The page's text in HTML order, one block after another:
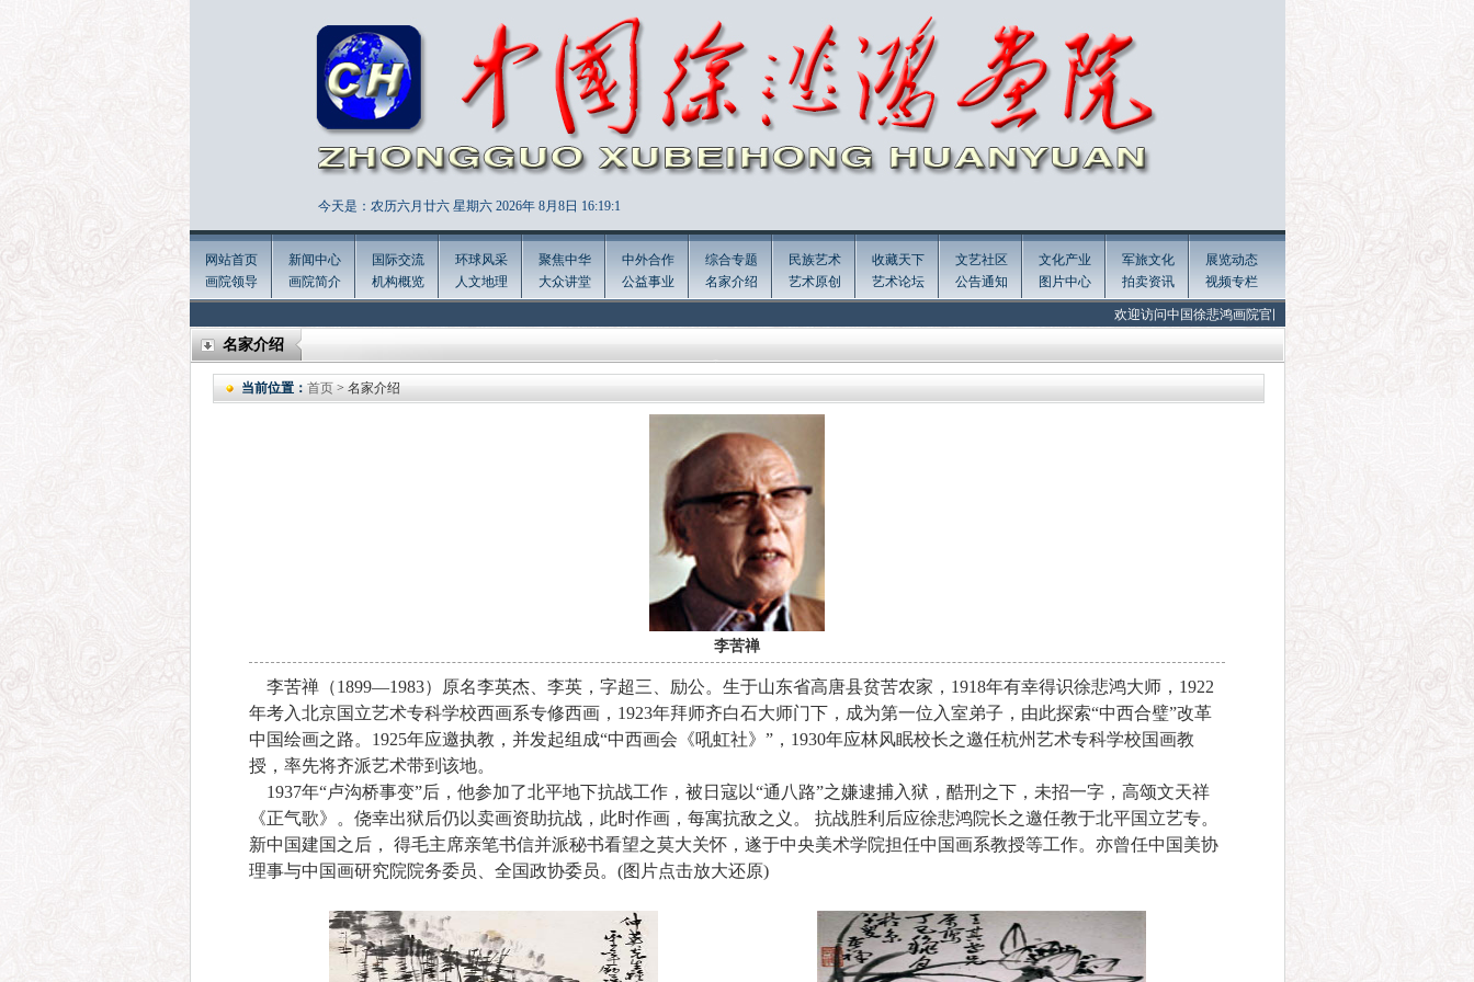
今天是：农历六月廿六 星期六 2026年 8月8日 16:19:2
网站首页
画院领导
新闻中心
画院简介
国际交流
机构概览
环球风采
人文地理
聚焦中华
大众讲堂
中外合作
公益事业
综合专题
名家介绍
民族艺术
艺术原创
收藏天下
艺术论坛
文艺社区
公告通知
文化产业
图片中心
军旅文化
拍卖资讯
展览动态
视频专栏
欢迎访问中国徐悲鸿画院官网! Welcome to the official website of
名家介绍
当前位置： 首页> 名家介绍
李苦禅
李苦禅（1899—1983）原名李英杰、李英，字超三、励公。生于山东省高唐县贫苦农家，1918年有幸得识徐悲鸿大师，1922
年考入北京国立艺术专科学校西画系专修西画，1923年拜师齐白石大师门下，成为第一位入室弟子，由此探索“中西合璧”改革
中国绘画之路。1925年应邀执教，并发起组成“中西画会《吼虹社》”，1930年应林风眠校长之邀任杭州艺术专科学校国画教
授，率先将齐派艺术带到该地。
1937年“卢沟桥事变”后，他参加了北平地下抗战工作，被日寇以“通八路”之嫌逮捕入狱，酷刑之下，未招一字，高颂文天祥
《正气歌》。侥幸出狱后仍以卖画资助抗战，此时作画，每寓抗敌之义。 抗战胜利后应徐悲鸿院长之邀任教于北平国立艺专。
新中国建国之后， 得毛主席亲笔书信并派秘书看望之莫大关怀，遂于中央美术学院担任中国画系教授等工作。亦曾任中国美协
理事与中国画研究院院务委员、全国政协委员。(图片点击放大还原)